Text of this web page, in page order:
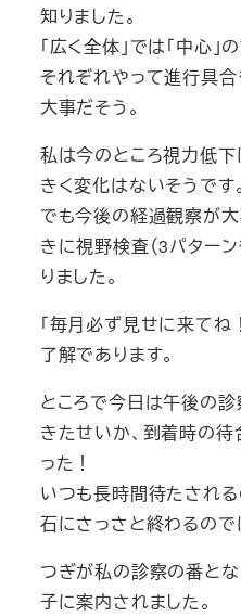
知りました。
「広く全体」では「中心
それぞれやって進行具
大事だそう。
私は今のところ視力低
きく変化はないそうです。
でも今後の経過観察が
きに視野検査（3パター
りました。
「毎月必ず見せに来てね
了解であります。
ところで今日は午後の
きたせいか、到着時の待
った！
いつも長時間待たされ
石にさっさと終わるの
つぎが私の診察の番と
子に案内されました。